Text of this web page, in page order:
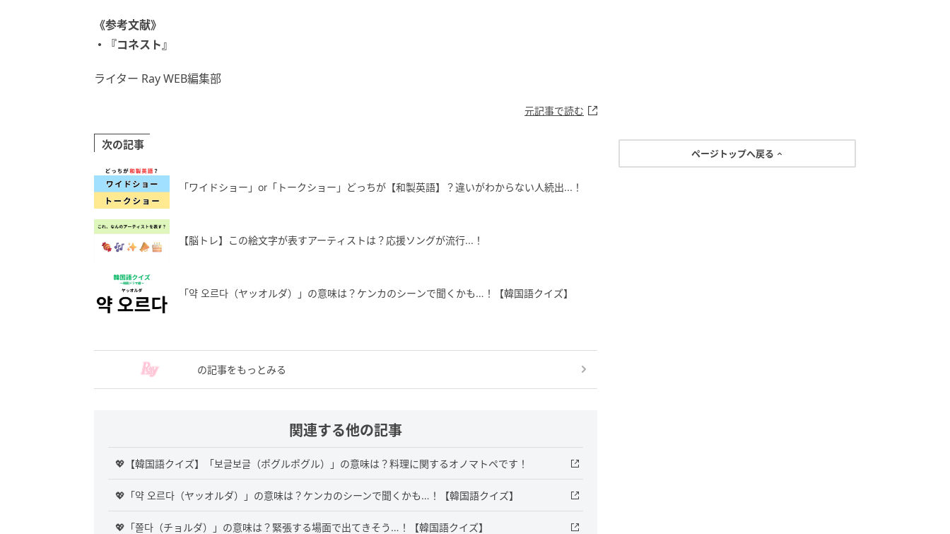
《参考文献》
・『コネスト』
ライター Ray WEB編集部
元記事で読む
次の記事
「ワイドショー」or「トークショー」どっちが【和製英語】？違いがわからない人続出...！
【脳トレ】この絵文字が表すアーティストは？応援ソングが流行...！
「약 오르다（ヤッオルダ）」の意味は？ケンカのシーンで聞くかも…！【韓国語クイズ】
の記事をもっとみる
関連する他の記事
💖【韓国語クイズ】「보글보글（ポグルポグル）」の意味は？料理に関するオノマトペです！
💖「약 오르다（ヤッオルダ）」の意味は？ケンカのシーンで聞くかも…！【韓国語クイズ】
💖「쫄다（チョルダ）」の意味は？緊張する場面で出てきそう…！【韓国語クイズ】
ページトップへ戻る